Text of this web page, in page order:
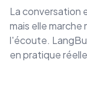
La conversation
mais elle marche
l'écoute.
en pratique